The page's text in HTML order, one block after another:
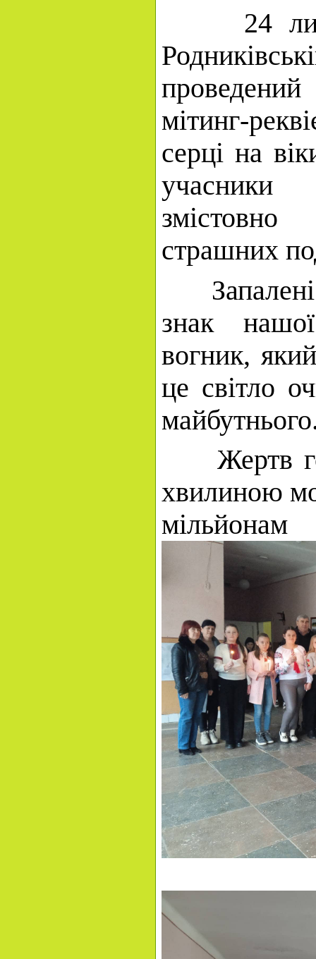
24
мітинг-
серці на
страшних
Запалені
знак
вогник,
це світло
Жертв
хвилиною
мільйонам